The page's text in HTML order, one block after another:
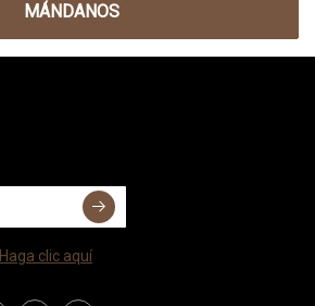
MÁNDANOS
Haga clic aquí